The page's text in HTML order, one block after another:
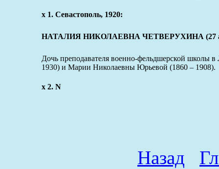
x 1. Севастополь, 1920:
НАТАЛИЯ НИКОЛАЕВНА ЧЕТВЕРУХИНА (27
Дочь преподавателя военно-фельдшерской школы
1930) и Марии Николаевны Юрьевой (1860 – 1908).
x 2. N
Назад